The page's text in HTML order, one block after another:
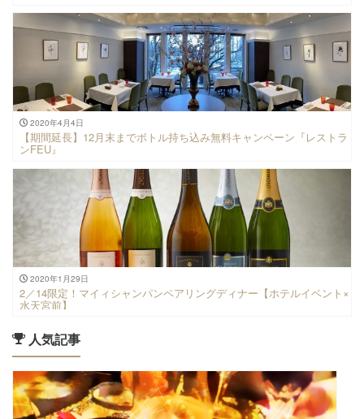
2020年4月4日
【期間延長】12月末までボトル持ち込み無料キャンペーン『レストラ
ンFEU』
2020年1月29日
2／14限定！マイィシャンパンペアリングディナー【ホテルイベント×
水天宮前】
人気記事